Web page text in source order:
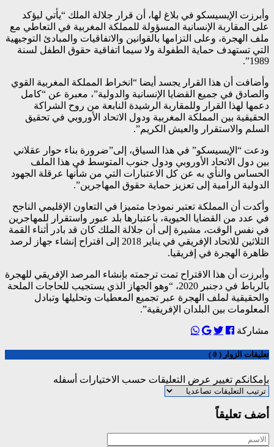
وأبرزت الإيسيسكو في بلاغ لها، أن قرار جلالة الملك “يأتي ليؤكد
على المقاربة الإنسانية المسؤولة للمملكة المغربية في التعاطي مع
ملف الهجرة، وعلى التزامها بالقوانين والاتفاقيات والمبادئ التوجيهية
التي تستهدف حماية الطفولة ولا سيما اتفاقية حقوق الطفل لسنة
1989”.
وأضافت أن هذا القرار يجسد أيضا “انخراط المملكة المغربية القوي
والصادق في جميع القضايا الإنسانية والدولية”، معبرة عن “كامل
دعمها لهذا القرار وللمقاربة الرشيدة النابعة من روح الشراكة
الحقيقية بين المملكة المغربية ودول الاتحاد الأوروبي في تحقيق
السلم والاستقرار والعيش الكريم”.
ودعت “الإيسيسكو” في هذا السياق، إلى”ضرورة بناء حوار عقلاني
بين دول الاتحاد الأوروبي ودول جنوب المتوسط في هذا الملف
الحساس والنأي به عن كل الاعتبارات التي من شأنها عرقلة الجهود
الدولية الرامية إلى تعزيز حماية حقوق المهاجرين”.
وأكدت أن المملكة تعتبر نموذجا متميزا في التعاون الإقليمي الناجح
في عدد من القضايا الحيوية، باعتبارها بلد عبور واستقرار للمهاجرين
في نفس الوقت، مشيرة إلى أن جلالة الملك كان قد بادر أثناء القمة
الثلاثين للاتحاد الإفريقي في يناير 2018 إلى اقتراح إنشاء جهاز لرصد
ظاهرة الهجرة في إفريقيا.
وأبرزت أن هذا الاقتراح تمت ترجمته بإنشاء المرصد الإفريقي للهجرة
بالرباط في دجنبر 2020، “وهو الجهاز الذي يستجيب للحاجات الملحة
والحقيقية لملف الهجرة عبر تجميع المعطيات وتحليلها وتبادل
المعلومات بين البلدان الإفريقية”.
مشاركة
تعليقات الزوار ( 0 )
بإمكانكم تغيير عرض التعليقات حسب الاختيارات أسفله
أضف تعليقاً